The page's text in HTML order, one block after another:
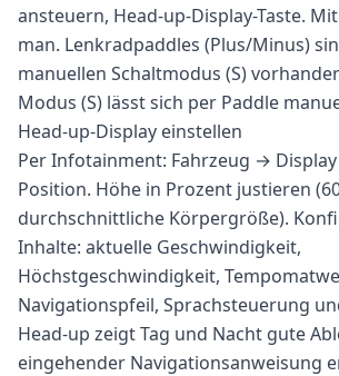
ansteuern, Head-up-Display-Taste.
man. Lenkradpaddles (Plus/Minus)
manuellen Schaltmodus (S)
Modus (S) lässt sich per Paddle
Head-up-Display einstellen
Per Infotainment: Fahrzeug →
Position. Höhe in Prozent justieren
durchschnittliche Körpergröße).
Inhalte: aktuelle Geschwindigkeit,
Höchstgeschwindigkeit,
Navigationspfeil, Sprachsteuerung
Head-up zeigt Tag und Nacht gute
eingehender Navigationsanweisung